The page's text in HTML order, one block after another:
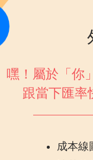
嘿！屬於「你
跟當下匯率
成本線